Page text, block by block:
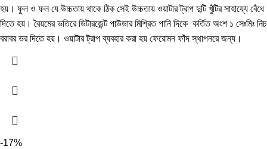
হয়। ফুল ও ফল যে উচ্চতায় থাকে ঠিক সেই উচ্চতায় ওয়াটার ট্রাপ দুটি খুঁটির সাহায্যে বেঁধে
দিতে হয়। বৈয়মের ভতিরে ডিটারজেন্ট পাউডার মিশ্রিত পানি দিকে কর্তিত অংশ ১ সেঃমিঃ নিচ
বরাবর ভর দিতে হয়। ওয়াটার ট্রাপ ব্যবহার করা হয় ফেরোমন ফাঁদ স্থাপনরে জন্য।
-17%